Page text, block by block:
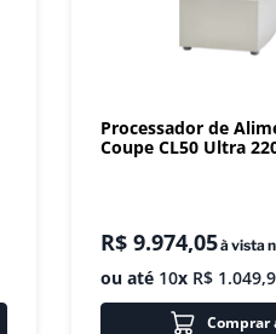
Processador de
Coupe CL50 Ultra
R$ 9.974,05à vista
ou até 10x R$ 1.049,
Comprar